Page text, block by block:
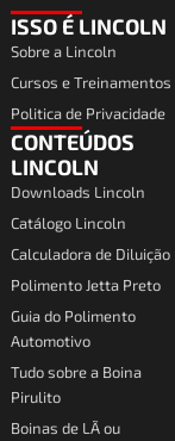
ISSO É LINCOLN
Sobre a Lincoln
Cursos e Treinamentos
Politica de Privacidade
CONTEÚDOS
LINCOLN
Downloads Lincoln
Catálogo Lincoln
Calculadora de Diluição
Polimento Jetta Preto
Guia do Polimento
Automotivo
Tudo sobre a Boina
Pirulito
Boinas de LÃ ou